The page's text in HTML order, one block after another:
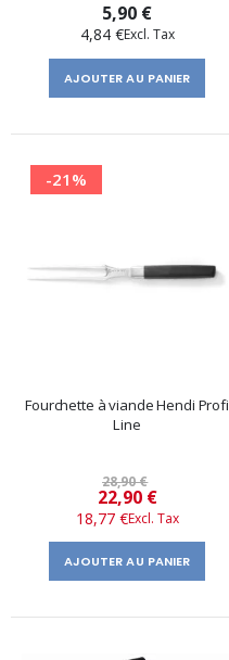
5,90 €
4,84 €
AJOUTER AU PANIER
-21%
Fourchette à viande Hendi Profi
Line
28,90 €
Prix
​​
spécial
22,90 €
18,77 €
AJOUTER AU PANIER